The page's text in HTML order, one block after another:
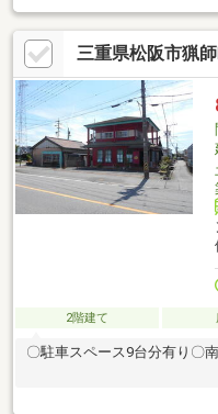
三重県松阪市猟
2階建て
〇駐車スペース9台分有り〇